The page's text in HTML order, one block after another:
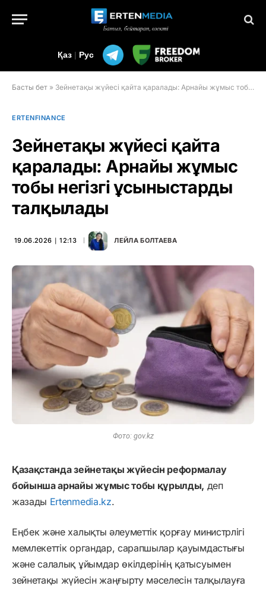
Қаз | Рус
Басты бет » Зейнетақы жүйесі қайта қаралады: Арнайы жұмыс тобы негізгі ұсыныстарды талқылады
ERTENFINANCE
Зейнетақы жүйесі қайта
қаралады: Арнайы жұмыс
тобы негізгі ұсыныстарды
талқылады
19.06.2026 ∣ 12:13 ЛЕЙЛА БОЛТАЕВА
Фото: gov.kz
Қазақстанда зейнетақы жүйесін реформалау
бойынша арнайы жұмыс тобы құрылды, деп
жазады Ertenmedia.kz.
Еңбек және халықты әлеуметтік қорғау министрлігі
мемлекеттік органдар, сарапшылар қауымдастығы
және салалық ұйымдар өкілдерінің қатысуымен
зейнетақы жүйесін жаңғырту мәселесін талқылауға